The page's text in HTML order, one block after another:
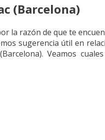
(Barcelona)
la razón de que te
sugerencia útil en
Veamos